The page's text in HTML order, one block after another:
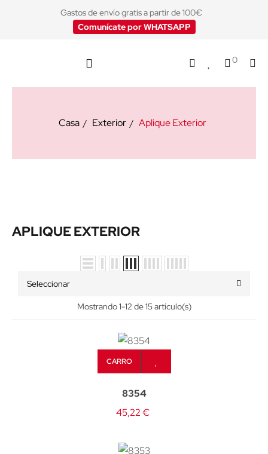
Gastos de envío gratis a partir de 100€
Comunícate por WHATSAPP
0
Casa Exterior Aplique Exterior
APLIQUE EXTERIOR
Seleccionar
Mostrando 1-12 de 15 artículo(s)
CARRO
8354
45,22 €